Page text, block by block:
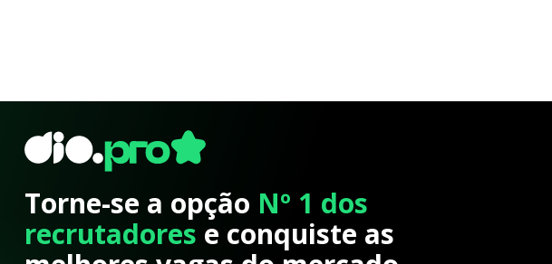
Torne-se a opção Nº 1 dos
recrutadores e conquiste as